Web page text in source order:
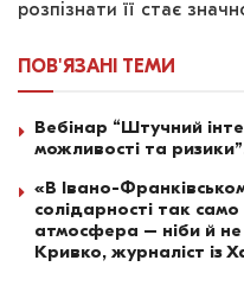
розпізнати її стає
ПОВ'ЯЗАНІ ТЕМИ
Вебінар “Штучний
можливості та
«В Івано-
солідарності так
атмосфера – ніби й не
Кривко, журналіст із